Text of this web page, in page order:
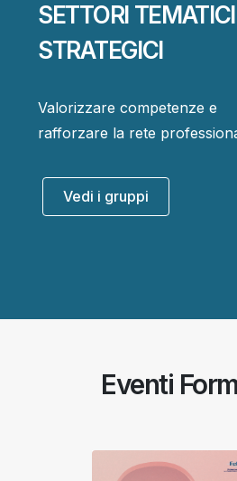
SETTORI TEMATICI
STRATEGICI
Valorizzare competenze e
rafforzare la rete
Vedi i gruppi
Eventi